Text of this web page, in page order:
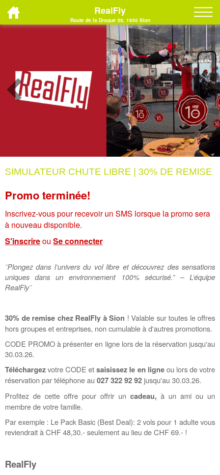
RealFly
Route de la Drague 58, 1950 Sion
SIMULATEUR CHUTE LIBRE | 30% DE REMISE
Promo terminée!
Inscrivez-vous pour recevoir un SMS lorsque la promo sera
à nouveau disponible.
S'inscrireou Se connecter
¨Plongez dans l’univers du vol libre et découvrez des sensations
uniques dans un environnement 100% sécurisé.” – L’équipe
RealFly¨
30% de remise chez RealFly à Sion ! Valable sur toutes le offres
hors groupes et entreprises, non cumulable à d'autres promotions.
CODE PROMO à présenter en ligne lors de la réservation jusqu'au
30.03.26.
Téléchargezvotre CODE etsaisissez le en ligneou lors de votre
réservation par téléphone au 027 322 92 92 jusqu'au 30.03.26.
Profitez de cette offre pour offrir un cadeau, à un ami ou un
membre de votre famille.
Par exemple : Le Pack Basic (Best Deal): 2 vols pour 1 adulte vous
reviendrait à CHF 48,30.- seulement au lieu de CHF 69.- !
RealFly